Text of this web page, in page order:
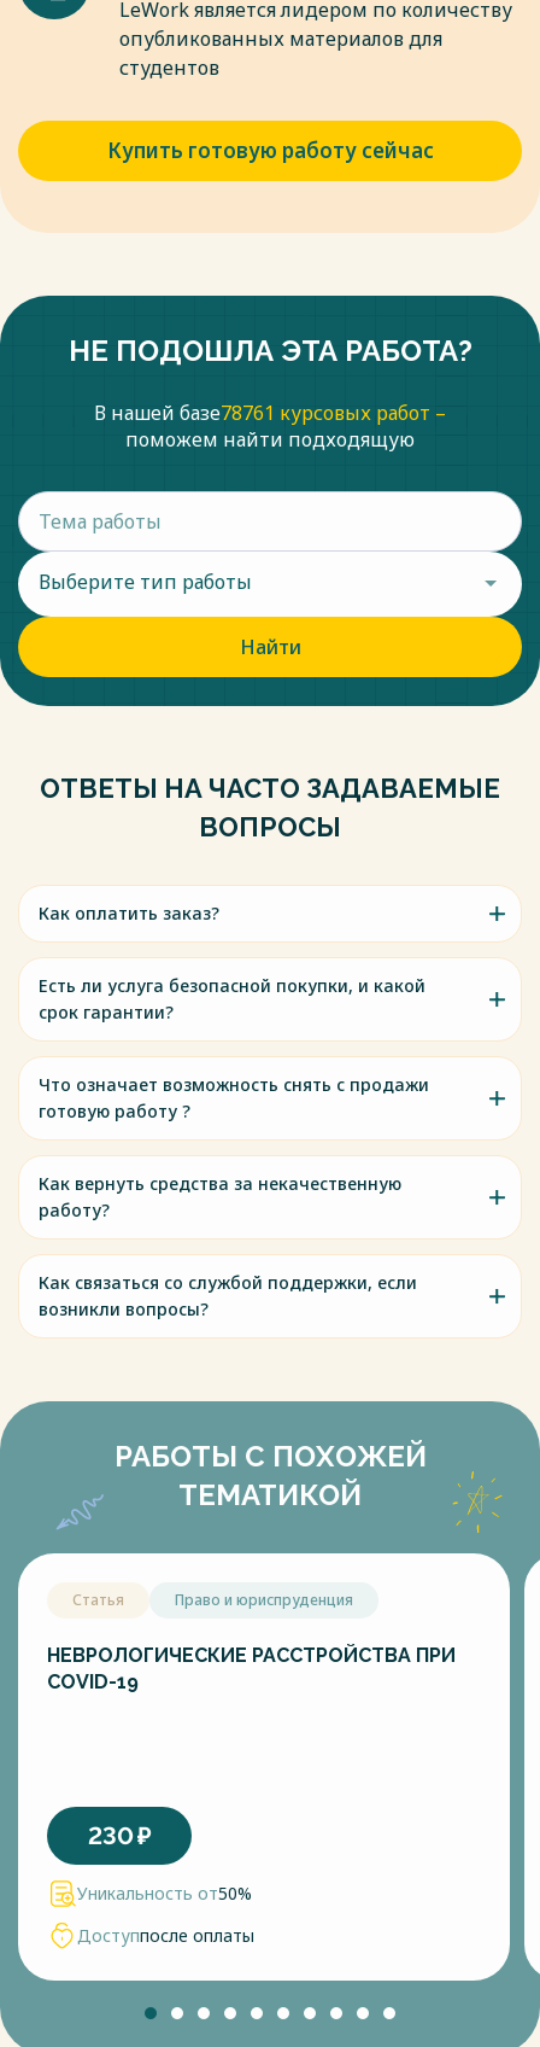
LeWork является лидером по количеству
опубликованных материалов для
студентов
Купить готовую работу сейчас
НЕ ПОДОШЛА ЭТА РАБОТА?
В нашей базе78761 курсовых работ –
поможем найти подходящую
Выберите тип работы
Найти
ОТВЕТЫ НА ЧАСТО ЗАДАВАЕМЫЕ
ВОПРОСЫ
Как оплатить заказ?
Есть ли услуга безопасной покупки, и какой
срок гарантии?
Что означает возможность снять с продажи
готовую работу ?
Как вернуть средства за некачественную
работу?
Как связаться со службой поддержки, если
возникли вопросы?
РАБОТЫ С ПОХОЖЕЙ
ТЕМАТИКОЙ
Статья Право и юриспруденция
НЕВРОЛОГИЧЕСКИЕ РАССТРОЙСТВА ПРИ
COVID-19
230₽
Уникальность от50%
Доступпосле оплаты